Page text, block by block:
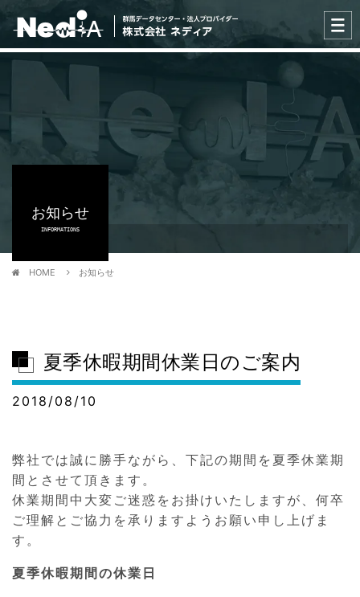
お知らせ
INFORMATIONS
HOME お知らせ
夏季休暇期間休業日のご案内
2018/08/10
弊社では誠に勝手ながら、下記の期間を夏季休業期
間とさせて頂きます。
休業期間中大変ご迷惑をお掛けいたしますが、何卒
ご理解とご協力を承りますようお願い申し上げま
す。
夏季休暇期間の休業日